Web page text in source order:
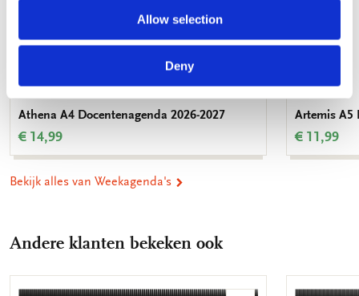
Allow selection
Deny
Athena A4 Docentenagenda 2026-2027
€ 14,99
Artemis A5
€ 11,99
Bekijk alles van Weekagenda's
Andere klanten bekeken ook